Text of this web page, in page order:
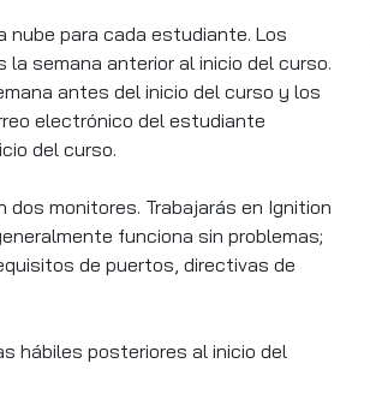
nube para cada estudiante. Los
semana anterior al inicio del curso.
antes del inicio del curso y los
electrónico del estudiante
del curso.
monitores. Trabajarás en Ignition
funciona sin problemas;
de puertos, directivas de
hábiles posteriores al inicio del